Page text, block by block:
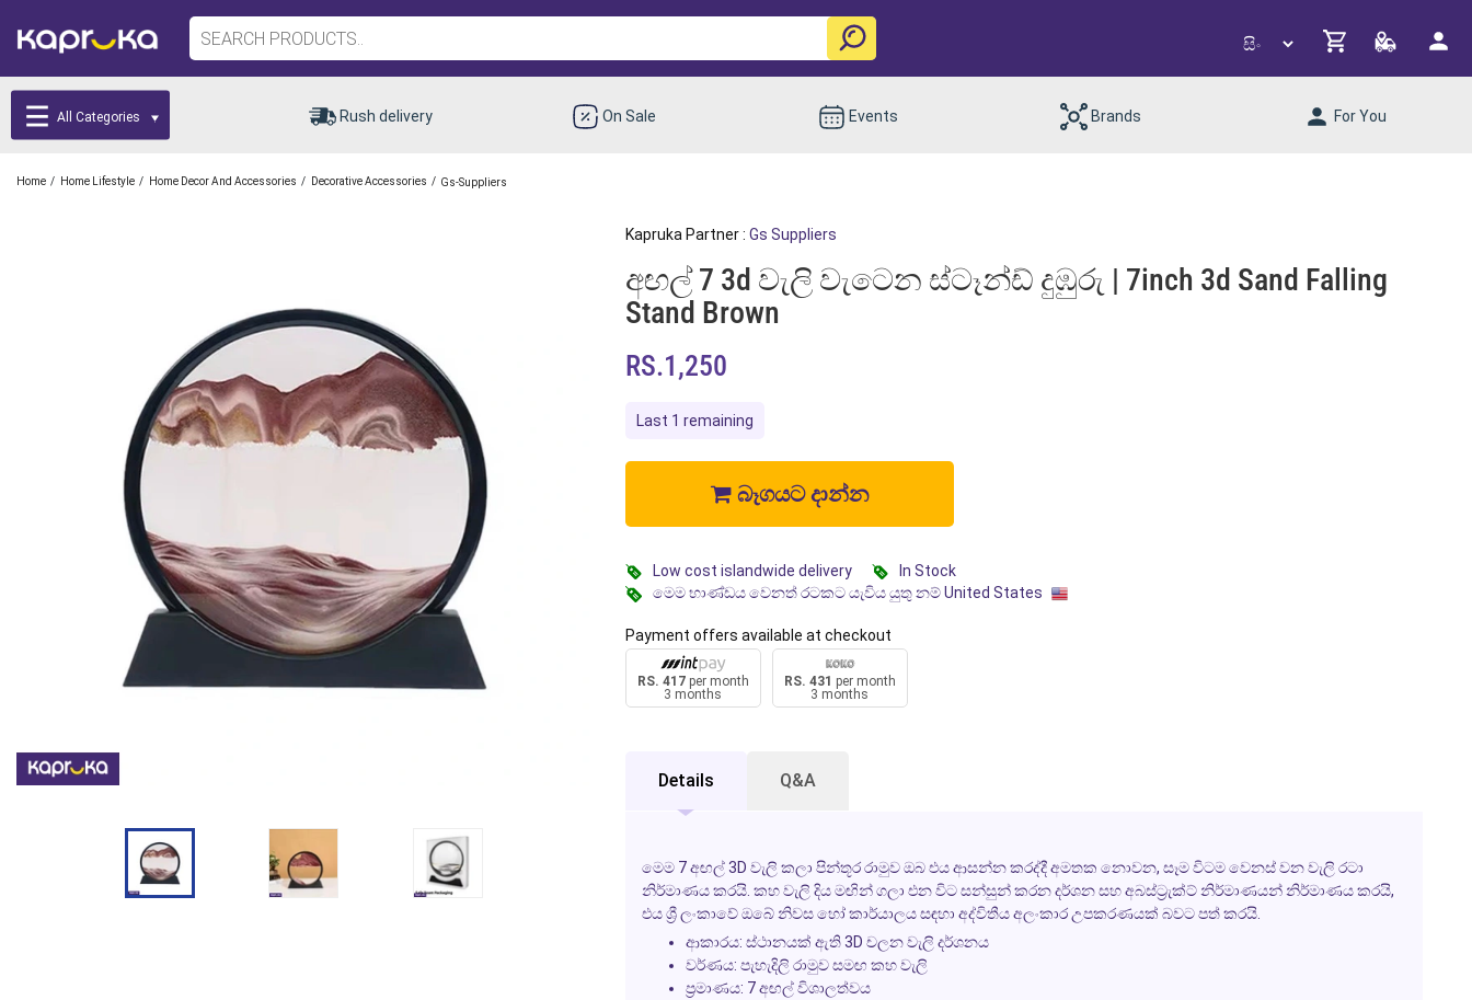
All Categories Rush delivery On Sale Events Brands For You
Home / Home Lifestyle / Home Decor And Accessories / Decorative Accessories / Gs-Suppliers
Kapruka Partner : Gs Suppliers
අඟල් 7 3d වැලි වැටෙන ස්ටෑන්ඩ් දුඹුරු | 7inch 3d Sand Falling
Stand Brown
RS.1,250
Last 1 remaining
බෑගයට දාන්න
Low cost islandwide delivery
In Stock
මෙම භාණ්ඩය වෙනත් රටකට යැවිය යුතු නම් United States
Payment offers available at checkout
RS. 417per month
3 months
RS. 431 per month
3 months
Details Q&A
මෙම 7 අඟල් 3D වැලි කලා පින්තූර රාමුව ඔබ එය ආසන්න කරද්දී අමතක නොවන, සෑම විටම වෙනස් වන වැලි රටා
නිර්මාණය කරයි. කහ වැලි දිය මඟින් ගලා එන විට සන්සුන් කරන දර්ශන සහ අබස්ට්‍රැක්ට් නිර්මාණයන් නිර්මාණය කරයි,
එය ශ්‍රී ලංකාවේ ඔබේ නිවස හෝ කාර්යාලය සඳහා අද්විතීය අලංකාර උපකරණයක් බවට පත් කරයි.
ආකාරය: ස්ථානයක් ඇති 3D චලන වැලි දර්ශනය
වර්ණය: පැහැදිලි රාමුව සමඟ කහ වැලි
ප්‍රමාණය: 7 අඟල් විශාලත්වය